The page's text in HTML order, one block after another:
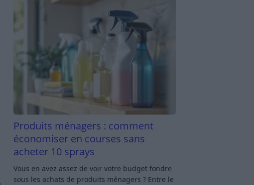
Produits ménagers : comment
économiser en courses sans
acheter 10 sprays
Vous en avez assez de voir votre budget fondre
sous les achats de produits ménagers ? Entre le